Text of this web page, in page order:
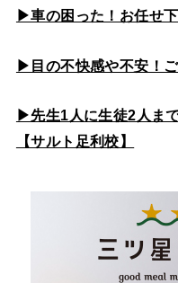
▶車の困った！お任せ
▶目の不快感や不安！
▶先生1人に生徒2人ま
【サルト足利校】